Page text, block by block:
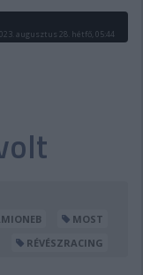
augusztus 28. hétfő, 05:44
MOST
RÉVÉSZRACING